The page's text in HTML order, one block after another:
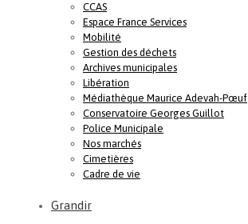
CCAS
Espace France Services
Mobilité
Gestion des déchets
Archives municipales
Libération
Médiathèque Maurice Adevah-Pœuf
Conservatoire Georges Guillot
Police Municipale
Nos marchés
Cimetières
Cadre de vie
Grandir